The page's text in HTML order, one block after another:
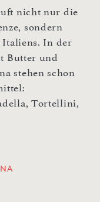
nicht nur die
sondern
Italiens. In der
Butter und
stehen schon
Tortellini,